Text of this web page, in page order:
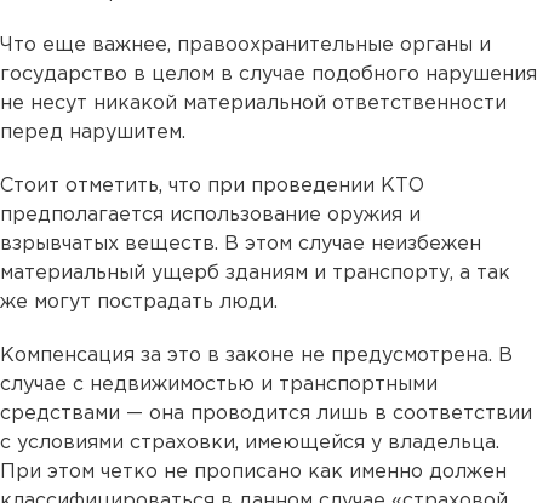
Что еще важнее, правоохранительные органы и
государство в целом в случае подобного нарушения
не несут никакой материальной ответственности
перед нарушитем.
Стоит отметить, что при проведении КТО
предполагается использование оружия и
взрывчатых веществ. В этом случае неизбежен
материальный ущерб зданиям и транспорту, а так
же могут пострадать люди.
Компенсация за это в законе не предусмотрена. В
случае с недвижимостью и транспортными
средствами — она проводится лишь в соответствии
с условиями страховки, имеющейся у владельца.
При этом четко не прописано как именно должен